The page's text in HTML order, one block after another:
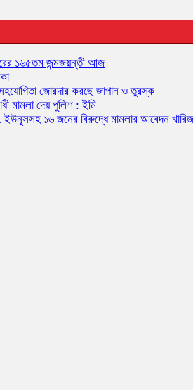
১৬৫তম জন্মজয়ন্তী আজ
সহযোগিতা জোরদার করছে জাপান ও তুরস্ক
মামলা দেয় পুলিশ : ইমি
ইউনূসসহ ১৬ জনের বিরুদ্ধে মামলার আবেদন খারিজ